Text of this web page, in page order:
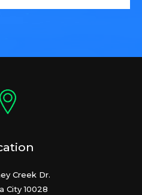
Creek Dr.
City 10028